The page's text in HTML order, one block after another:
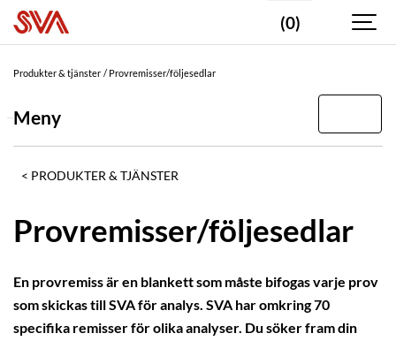
(0)
Produkter & tjänster Provremisser/följesedlar
Meny
PRODUKTER & TJÄNSTER
Provremisser/följesedlar
En provremiss är en blankett som måste bifogas varje prov
som skickas till SVA för analys. SVA har omkring 70
specifika remisser för olika analyser. Du söker fram din
Valda
taggar
Kemi
Patologi
Analyspaket